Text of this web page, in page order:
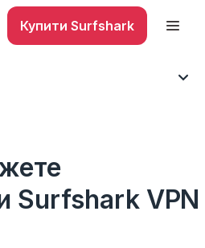
Купити Surfshark
Surfshark VPN